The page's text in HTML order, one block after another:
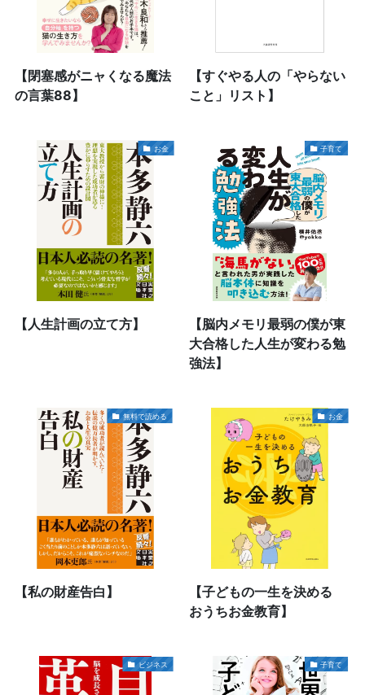
【閉塞感がニャくなる魔法
の言葉88】
【すぐやる人の「やらない
こと」リスト】
お金
【人生計画の立て方】
子育て
【脳内メモリ最弱の僕が東
大合格した人生が変わる勉
強法】
無料で読める
【私の財産告白】
お金
【子どもの一生を決める
おうちお金教育】
ビジネス 子育て